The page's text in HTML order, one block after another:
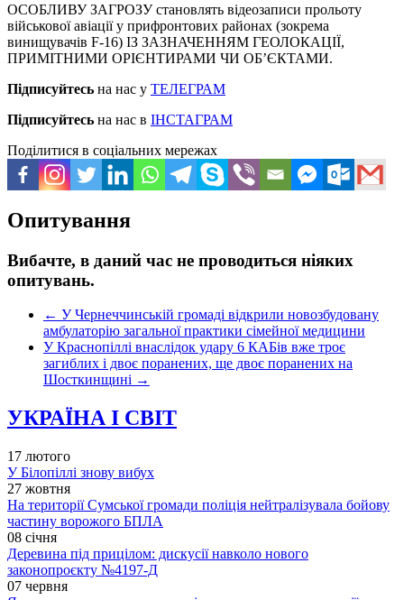
ОСОБЛИВУ ЗАГРОЗУ становлять відеозаписи прольоту
військової авіації у прифронтових районах (зокрема
винищувачів F-16) ІЗ ЗАЗНАЧЕННЯМ ГЕОЛОКАЦІЇ,
ПРИМІТНИМИ ОРІЄНТИРАМИ ЧИ ОБ’ЄКТАМИ.
Підписуйтесь на нас у ТЕЛЕГРАМ
Підписуйтесь на нас в ІНСТАГРАМ
Поділитися в соціальних мережах
Опитування
Вибачте, в даний час не проводиться ніяких
опитувань.
← У Чернеччинській громаді відкрили новозбудовану
амбулаторію загальної практики сімейної медицини
У Краснопіллі внаслідок удару 6 КАБів вже троє
загиблих і двоє поранених, ще двоє поранених на
Шосткинщині →
УКРАЇНА І СВІТ
17 лютого
У Білопіллі знову вибух
27 жовтня
На території Сумської громади поліція нейтралізувала бойову
частину ворожого БПЛА
08 січня
Деревина під прицілом: дискусії навколо нового
законопроєкту №4197-Д
07 червня